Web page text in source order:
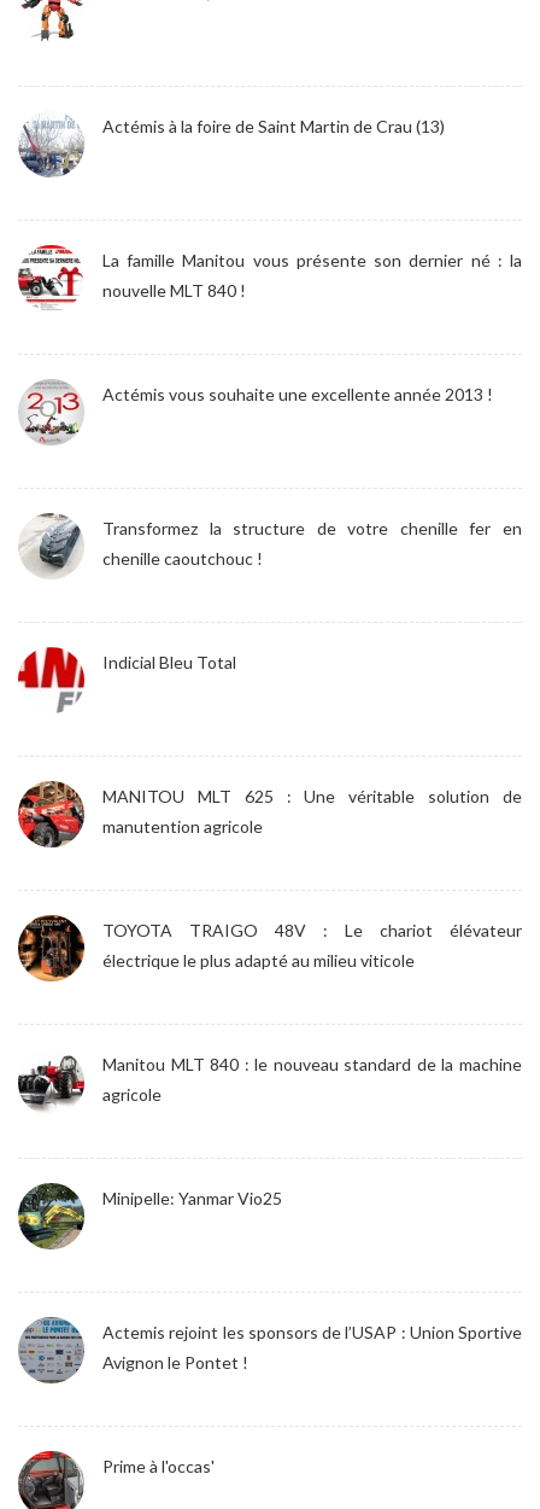
Actémis à la foire de Saint Martin de Crau (13)
La famille Manitou vous présente son dernier né : la
nouvelle MLT 840 !
Actémis vous souhaite une excellente année 2013 !
Transformez la structure de votre chenille fer en
chenille caoutchouc !
Indicial Bleu Total
MANITOU MLT 625 : Une véritable solution de
manutention agricole
TOYOTA TRAIGO 48V : Le chariot élévateur
électrique le plus adapté au milieu viticole
Manitou MLT 840 : le nouveau standard de la machine
agricole
Minipelle: Yanmar Vio25
Actemis rejoint les sponsors de l’USAP : Union Sportive
Avignon le Pontet !
Prime à l'occas'